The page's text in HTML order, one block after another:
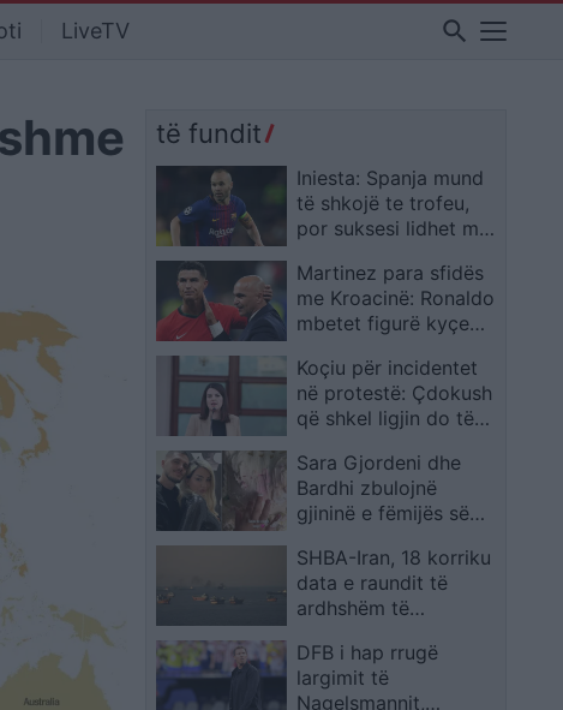
LiveTV search
të fundit
Iniesta: Spanja mund
të shkojë te trofeu,
por suksesi lidhet me
Lamine Yamal
Martinez para sfidës
me Kroacinë: Ronaldo
mbetet figurë kyçe
Portugalisë
Koçiu për incidentet
në protestë: Çdokush
që shkel ligjin do të
drejtësinë
Sara Gjordeni dhe
Bardhi zbulojnë
gjininë e fëmijës së
SHBA-Iran, 18 korriku
data e raundit të
ardhshëm të
ngrira mbeten të
kushtëzuara nga
DFB i hap rrugë
largimit të
Nagelsmannit,